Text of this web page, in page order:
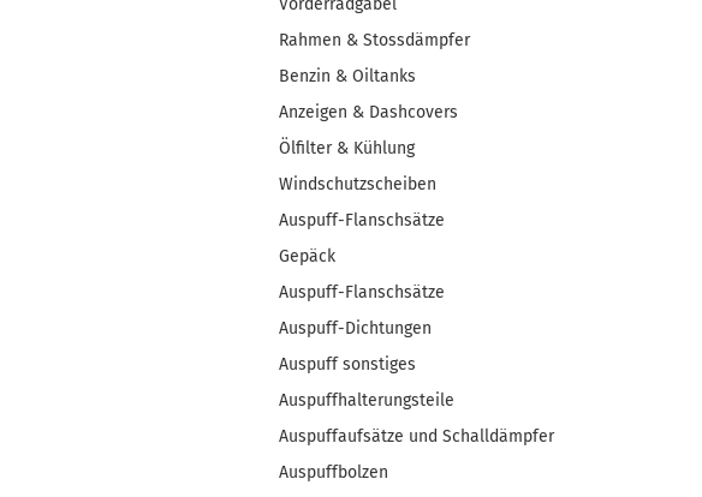
Vorderradgabel
Rahmen & Stossdämpfer
Benzin & Oiltanks
Anzeigen & Dashcovers
Ölfilter & Kühlung
Windschutzscheiben
Auspuff-Flanschsätze
Gepäck
Auspuff-Flanschsätze
Auspuff-Dichtungen
Auspuff sonstiges
Auspuffhalterungsteile
Auspuffaufsätze und Schalldämpfer
Auspuffbolzen